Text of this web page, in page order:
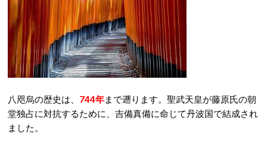
八咫烏の歴史は、 744年まで遡ります。聖武天皇が藤原氏の朝
堂独占に対抗するために、吉備真備に命じて丹波国で結成され
ました。